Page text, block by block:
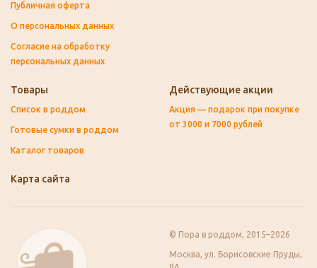
Публичная оферта
О персональных данных
Согласие на обработку
персональных данных
Товары
Список в роддом
Готовые сумки в роддом
Каталог товаров
Действующие акции
Акция — подарок при покупке
от 3000 и 7000 рублей
Карта сайта
© Пора в роддом, 2015–2026
Москва, ул. Борисовские Пруды,